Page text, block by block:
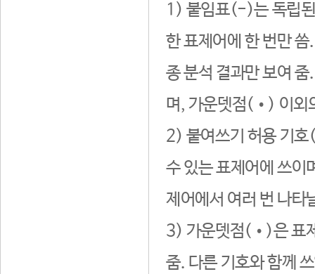
1) 붙임표(-)는 독립된
한 표제어에 한 번만
종 분석 결과만 보여
며, 가운뎃점(•) 이외
2) 붙여쓰기 허용 기호
수 있는 표제어에 쓰이
제어에서 여러 번 나타
3) 가운뎃점(•)은 표
줌. 다른 기호와 함께